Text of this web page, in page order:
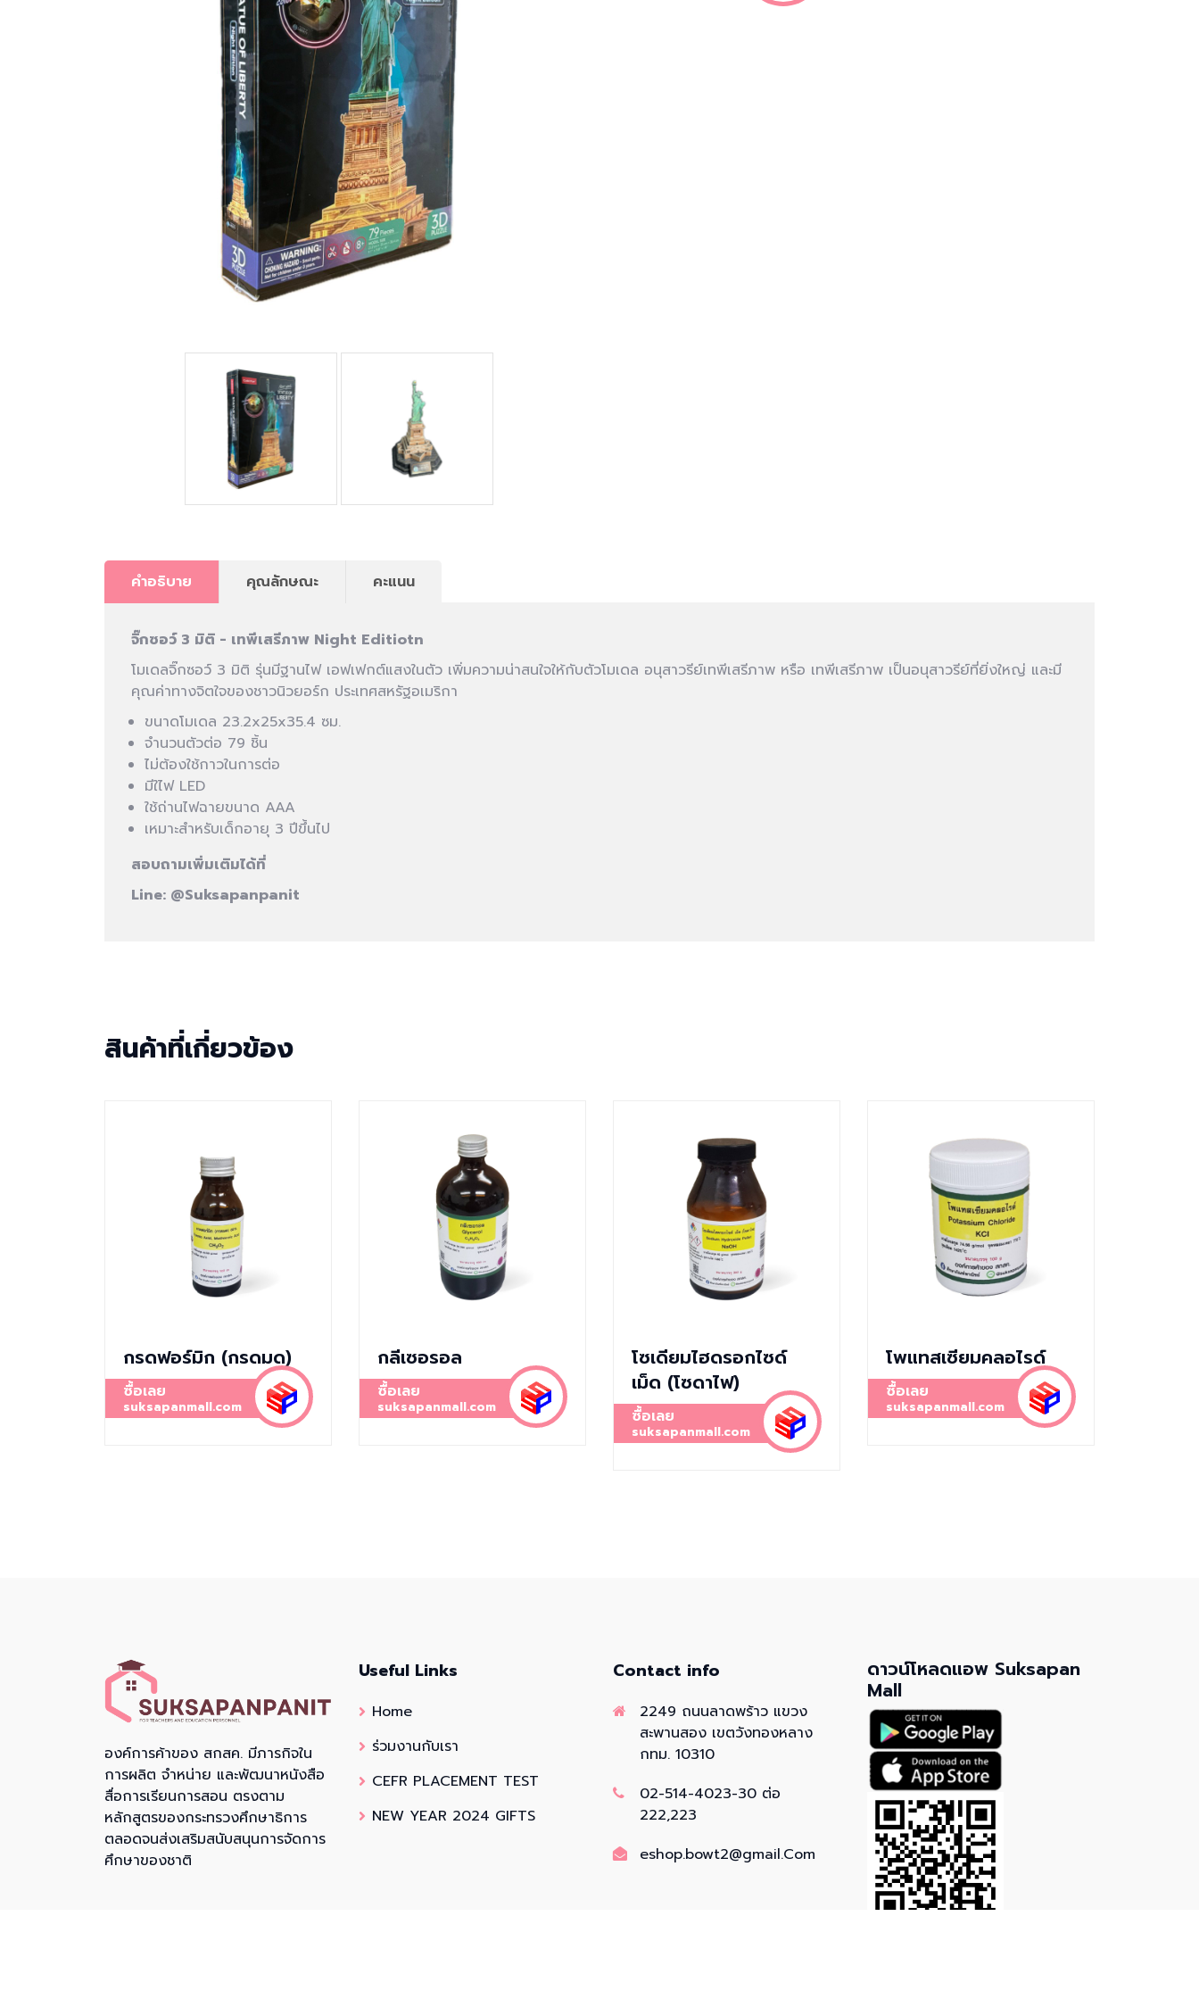
คำอธิบาย คุณลักษณะ คะแนน
จิ๊กซอว์ 3 มิติ - เทพีเสรีภาพ Night Editiotn
โมเดลจิ๊กซอว์ 3 มิติ รุ่นมีฐานไฟ เอฟเฟกต์แสงในตัว เพิ่มความน่าสนใจให้กับตัวโมเดล อนุสาวรีย์เทพีเสรีภาพ หรือ เทพีเสรีภาพ เป็นอนุสาวรีย์ที่ยิ่งใหญ่ และมี
คุณค่าทางจิตใจของชาวนิวยอร์ก ประเทศสหรัฐอเมริกา
ขนาดโมเดล 23.2x25x35.4 ซม.
จำนวนตัวต่อ 79 ชิ้น
ไม่ต้องใช้กาวในการต่อ
มีใไฟ LED
ใช้ถ่านไฟฉายขนาด AAA
เหมาะสำหรับเด็กอายุ 3 ปีขึ้นไป
สอบถามเพิ่มเติมได้ที่
Line: @Suksapanpanit
สินค้าที่เกี่ยวข้อง
กรดฟอร์มิก (กรดมด)
ซื้อเลย
suksapanmall.com
กลีเซอรอล
ซื้อเลย
suksapanmall.com
โซเดียมไฮดรอกไซด์
เม็ด (โซดาไฟ)
ซื้อเลย
suksapanmall.com
โพแทสเซียมคลอไรด์
ซื้อเลย
suksapanmall.com
องค์การค้าของ สกสค. มีภารกิจใน
การผลิต จำหน่าย และพัฒนาหนังสือ
สื่อการเรียนการสอน ตรงตาม
หลักสูตรของกระทรวงศึกษาธิการ
ตลอดจนส่งเสริมสนับสนุนการจัดการ
ศึกษาของชาติ
Useful Links
Home
ร่วมงานกับเรา
CEFR PLACEMENT TEST
NEW YEAR 2024 GIFTS
Contact info
2249 ถนนลาดพร้าว แขวง
สะพานสอง เขตวังทองหลาง
กทม. 10310
02-514-4023-30 ต่อ
222,223
eshop.bowt2@gmail.Com
ดาวน์โหลดแอพ Suksapan
Mall